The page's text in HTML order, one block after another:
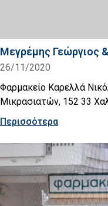
Mεγρέμης Γεώργιος
26/11/2020
Φαρμακείο Καρελλά
Μικρασιατών, 152 33
Περισσότερα